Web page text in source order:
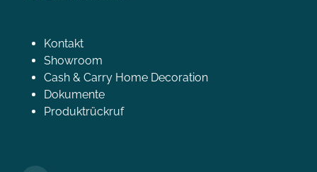
Kontakt
Showroom
Cash & Carry Home Decoration
Dokumente
Produktrückruf